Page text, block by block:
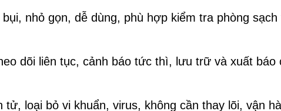
nhỏ gọn, dễ dùng, phù hợp kiểm tra phòng sạch
dõi liên tục, cảnh báo tức thì, lưu trữ và xuất báo
tử, loại bỏ vi khuẩn, virus, không cần thay lõi, vận